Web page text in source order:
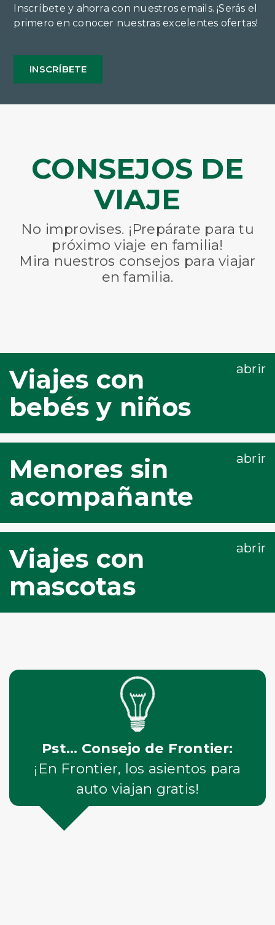
Inscríbete y ahorra con nuestros emails. ¡Serás el
primero en conocer nuestras excelentes ofertas!
INSCRÍBETE
CONSEJOS DE
VIAJE
No improvises. ¡Prepárate para tu
próximo viaje en familia!
Mira nuestros consejos para viajar
en familia.
Viajes con
bebés y niños
Menores sin
acompañante
Viajes con
mascotas
Pst... Consejo de Frontier:
¡En Frontier, los asientos para
auto viajan gratis!